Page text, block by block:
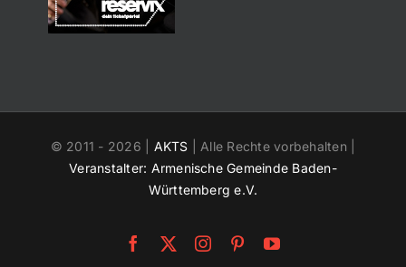
© 2011 - 2026 | AKTS | Alle Rechte vorbehalten |
Veranstalter: Armenische Gemeinde Baden-
Württemberg e.V.
Facebook
X Instagram
PinterestYouTube